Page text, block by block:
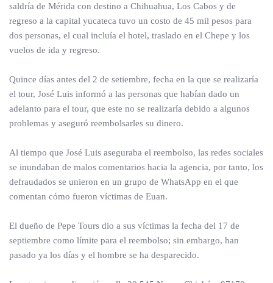
saldría de Mérida con destino a Chihuahua, Los Cabos y de
regreso a la capital yucateca tuvo un costo de 45 mil pesos para
dos personas, el cual incluía el hotel, traslado en el Chepe y los
vuelos de ida y regreso.
Quince días antes del 2 de setiembre, fecha en la que se realizaría
el tour, José Luis informó a las personas que habían dado un
adelanto para el tour, que este no se realizaría debido a algunos
problemas y aseguró reembolsarles su dinero.
Al tiempo que José Luis aseguraba el reembolso, las redes sociales
se inundaban de malos comentarios hacia la agencia, por tanto, los
defraudados se unieron en un grupo de WhatsApp en el que
comentan cómo fueron víctimas de Euan.
El dueño de Pepe Tours dio a sus víctimas la fecha del 17 de
septiembre como límite para el reembolso; sin embargo, han
pasado ya los días y el hombre se ha desparecido.